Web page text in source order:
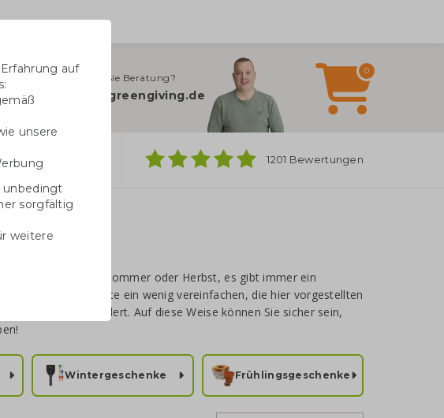
Benötigen Sie Beratung?
info@greengiving.de
0
1201 Bewertungen
Winter, Frühling, Sommer oder Herbst, es gibt immer ein
mit dieser Seite ein wenig vereinfachen, die hier vorgestellten
die Saison ändert. Auf diese Weise können Sie sicher sein,
Wintergeschenke Frühlingsgeschenke
auf
unsere
unbedingt
sorgfältig
weitere